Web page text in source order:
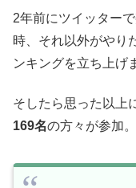
2年前にツイッター
時、それ以外がやり
ンキングを立ち上げ
そしたら思った以上
169名の方々が参加。